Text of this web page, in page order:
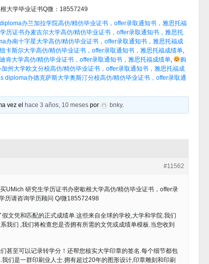
大学毕业证书Q微：18557249
办兰加拉学院高仿/精仿毕业证书，offer录取通知书，雅思托福
历证书办麦吉尔大学高仿/精仿毕业证书，offer录取通知书，雅思托
南十字星大学高仿/精仿毕业证书，offer录取通知书，雅思托福成
斯尔大学高仿/精仿毕业证书，offer录取通知书，雅思托福成绩单,
大学高仿/精仿毕业证书，offer录取通知书，雅思托福成绩单,
购
州大学欧文分校高仿/精仿毕业证书，offer录取通知书，雅思托福成
办德克萨斯大学奥斯汀分校高仿/精仿毕业证书，offer录取通
vez el hace 3 años, 10 meses por bnky.
#11562
UMich 研究生学历证书办密歇根大学高仿/精仿毕业证书，offer录
历请咨询学历顾问 Q/微185572498
文凭和匹配的正式成绩单.这些来自全球的学校,大学和学院.我们
我们 ,我们将检查您是否拥有所需的文凭或成绩单模板.当您收到
甚至可以记录转学分！还帮您核实大学印章的签名.每个细节都包
们是一群印刷业人士.拥有超过20年的图形设计,印章雕刻和印刷